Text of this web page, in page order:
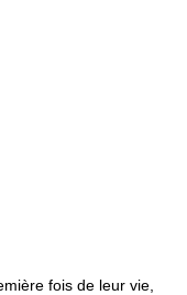
fois de leur vie,